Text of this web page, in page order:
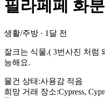
필라페페 화
생활/주방 · 1달 전
잘크는 식물.( 3번사진 처럼
능해요.
물건 상태 :사용감 적음
희망 거래 장소:Cypress,